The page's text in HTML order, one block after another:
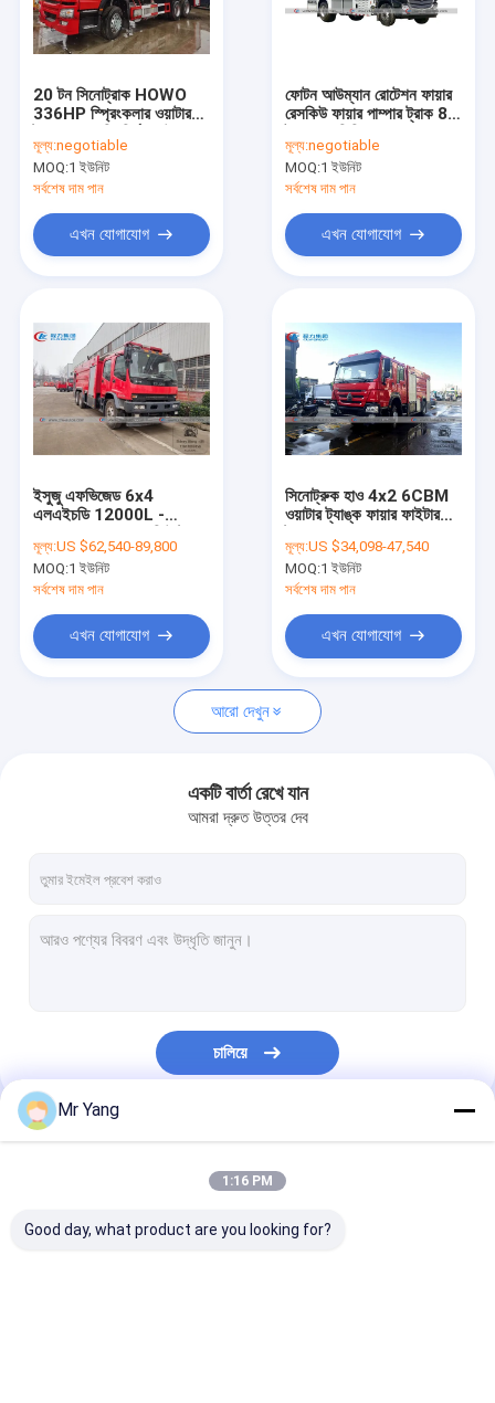
পণ্য
আমাদের সম্পর্কে
কারখানা ভ্রমণ
খবর
উদ্ধৃতির জন্য আবেদন
এলপিজি গ্যাস ট্যাংকার ট্রাক
আবর্জনা কম্প্যাক্টর ট্রাক
ওয়াটার বাউসার ট্রাক
রেফ্রিজারেটেড বক্স ট্রাক
20 টন সিনোট্রাক HOWO
336HP স্প্রিংকলার ওয়াটার
যুদ্ধ ট্রাক
মূল্য:negotiable
MOQ:1 ইউনিট
সর্বশেষ দাম পান
এখন যোগাযোগ
ফোটন আউম্যান রোটেশন ফায়ার
রেসকিউ ফায়ার পাম্পার ট্রাক 8
মূল্য:negotiable
MOQ:1 ইউনিট
সর্বশেষ দাম পান
এখন যোগাযোগ
ইসুজু এফভিজেড 6x4
এলএইচডি 12000L -
মূল্য:US $62,540-89,800
MOQ:1 ইউনিট
সর্বশেষ দাম পান
এখন যোগাযোগ
সিনোট্রুক হাও 4x2 6CBM
ওয়াটার ট্যাঙ্ক ফায়ার ফাইটার
মূল্য:US $34,098-47,540
MOQ:1 ইউনিট
সর্বশেষ দাম পান
এখন যোগাযোগ
আরো দেখুন
একটি বার্তা রেখে যান
আমরা দ্রুত উত্তর দেব
চালিয়ে
আমাদের বিভাগসমূহ
Mr Yang
1:16 PM
Good day, what product are you looking for?